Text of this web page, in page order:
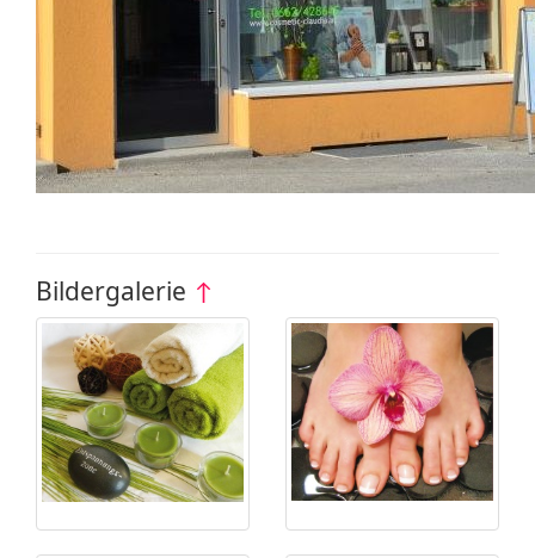
Bildergalerie ↑